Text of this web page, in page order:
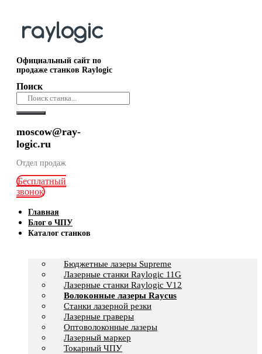
Официальный сайт по
продаже станков Raylogic
Поиск
moscow@ray-
logic.ru
Отдел продаж
Бесплатный
звонок
Главная
Блог о ЧПУ
Каталог станков
Бюджетные лазеры Supreme
Лазерные станки Raylogic 11G
Лазерные станки Raylogic V12
Волоконные лазеры Raycus
Станки лазерной резки
Лазерные граверы
Оптоволоконные лазеры
Лазерный маркер
Токарный ЧПУ